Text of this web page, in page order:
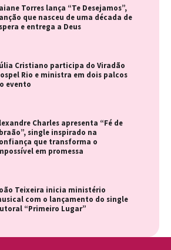
Torres lança “Te Desejamos”,
que nasceu de uma década de
e entrega a Deus
Cristiano participa do Viradão
Rio e ministra em dois palcos
evento
Charles apresenta “Fé de
single inspirado na
que transforma o
em promessa
Teixeira inicia ministério
com o lançamento do single
“Primeiro Lugar”